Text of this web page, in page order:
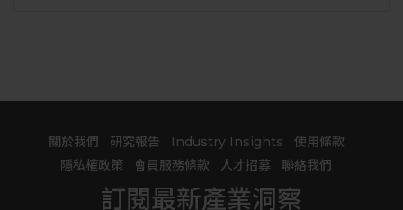
關於我們 研究報告 Industry Insights
使用條款
隱私權政策
會員服務條款 人才招募 聯絡我們
訂閱最新產業洞察